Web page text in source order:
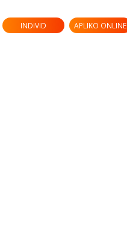
INDIVID APLIKO ONLINE